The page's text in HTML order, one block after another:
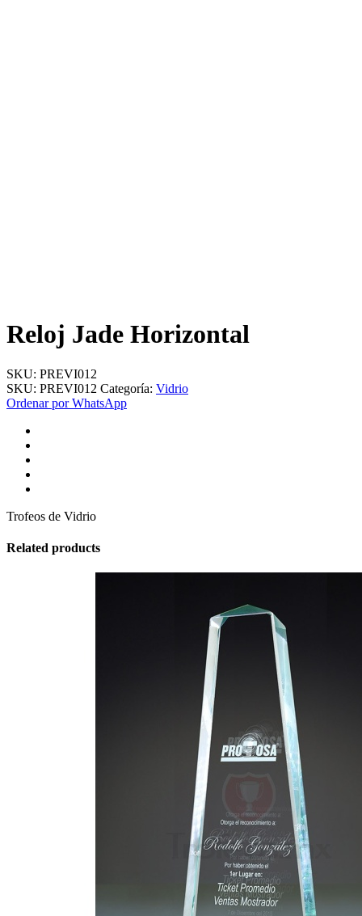
Reloj Jade Horizontal
SKU: PREVI012
SKU: PREVI012 Categoría: Vidrio
Ordenar por WhatsApp
Trofeos de Vidrio
Related products